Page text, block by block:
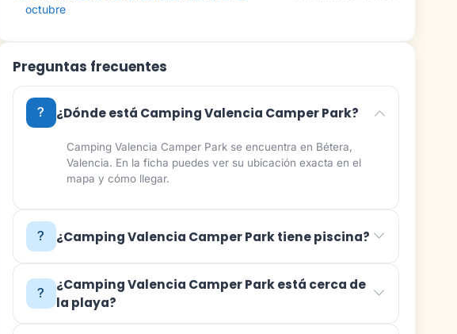
octubre
Preguntas frecuentes
¿Dónde está Camping Valencia Camper Park?
Camping Valencia Camper Park se encuentra en Bétera,
Valencia. En la ficha puedes ver su ubicación exacta en el
mapa y cómo llegar.
¿Camping Valencia Camper Park tiene piscina?
¿Camping Valencia Camper Park está cerca de
la playa?